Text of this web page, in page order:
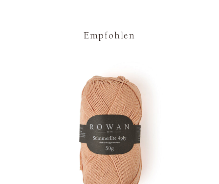
Empfohlen